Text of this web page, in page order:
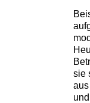
sie